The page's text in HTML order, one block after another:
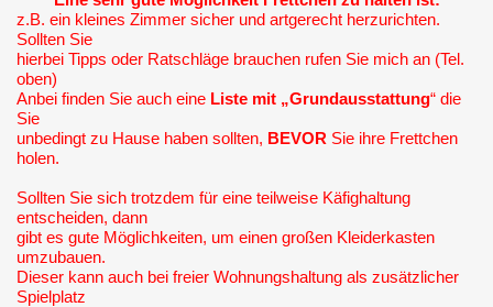
z.B. ein kleines Zimmer sicher und artgerecht herzurichten.
Sollten Sie
hierbei Tipps oder Ratschläge brauchen rufen Sie mich an (Tel.
oben)
Anbei finden Sie auch eine Liste mit „Grundausstattung“ die
Sie
unbedingt zu Hause haben sollten, BEVOR Sie ihre Frettchen
holen.
Sollten Sie sich trotzdem für eine teilweise Käfighaltung
entscheiden, dann
gibt es gute Möglichkeiten, um einen großen Kleiderkasten
umzubauen.
Dieser kann auch bei freier Wohnungshaltung als zusätzlicher
Spielplatz